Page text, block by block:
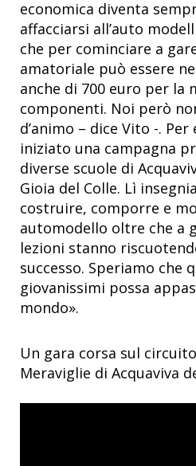
economica diventa
affacciarsi all’auto
che per cominciare a
amatoriale può essere
anche di 700 euro per la
componenti. Noi però
d’animo – dice Vito -.
iniziato una campagna
diverse scuole di
Gioia del Colle. Lì
costruire, comporre e
automodello oltre che a
lezioni stanno
successo. Speriamo che
giovanissimi possa
mondo».
Un gara corsa sul
Meraviglie di Acquaviva